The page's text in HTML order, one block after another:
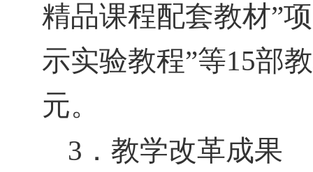
精品课程配套教材”
示实验教程”等15部
元。
3 ．教学改革成果